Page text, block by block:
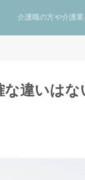
介護職の方や介護
違いは